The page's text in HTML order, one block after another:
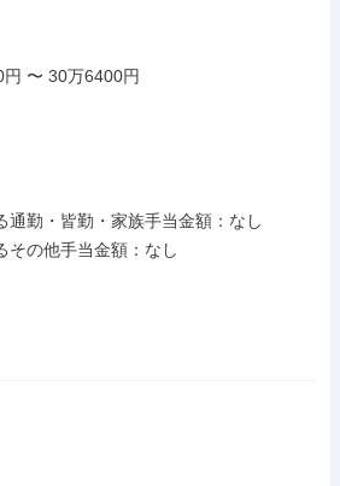
〜 30万6400円
通勤・皆勤・家族手当金額：なし
その他手当金額：なし